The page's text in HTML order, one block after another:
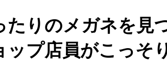
たりのメガネを見
ップ店員がこっそ